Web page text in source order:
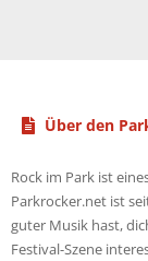
Über den
Rock im Park ist
Parkrocker.net ist
guter Musik hast,
Festival-Szene